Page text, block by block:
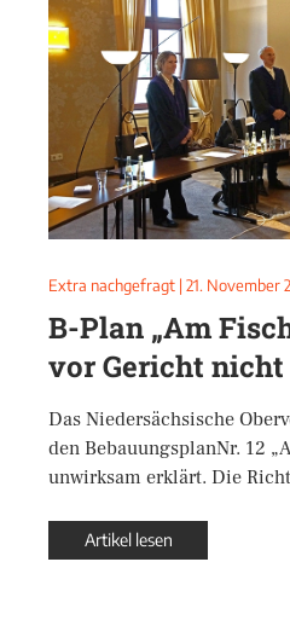
Extra nachgefragt | 21. November
B-Plan „Am
vor Gericht
Das Niedersächsische
den BebauungsplanNr. 12
unwirksam erklärt. Die
Artikel lesen